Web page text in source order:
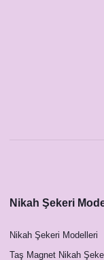
Nikah Şekeri
Nikah Şekeri Modelleri
Taş Magnet Nikah